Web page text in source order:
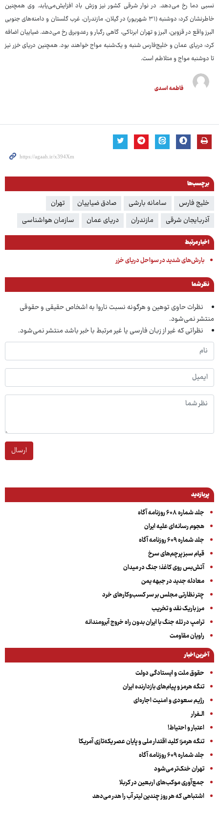
نسبی دما رخ می‌دهد. در نوار شرقی کشور نیز وزش باد افزایش‌می‌یابد. وی همچنین
خاطرنشان کرد: دوشنبه (۳۱ شهریور) در گیلان، مازندران، غرب گلستان و دامنه‌های جنوبی
البرز واقع در قزوین، البرز و تهران ابرناکی، گاهی رگبار و رعدوبرق رخ می‌دهد. ضیاییان اضافه
کرد: دریای عمان و خلیج‌فارس شنبه و یک‌شنبه مواج خواهند بود. همچنین دریای خزر نیز
تا دوشنبه مواج و متلاطم است.
فاطمه اسدی
برچسب‌ها
خلیج فارس‌ سامانه بارشی صادق ضیاییان
تهران
آذربایجان شرقی
مازندران دریای عمان سازمان هواشناسی
اخبار مرتبط
بارش‌های شدید در سواحل دریای خزر
نظر شما
نظرات حاوی توهین و هرگونه نسبت ناروا به اشخاص حقیقی و حقوقی
منتشر نمی‌شود.
نظراتی که غیر از زبان فارسی یا غیر مرتبط با خبر باشد منتشر نمی‌شود.
ارسال
پربازدید
جلد شماره ۶۰۸ روزنامه آگاه
هجوم رسانه‌ای علیه ایران
جلد شماره ۶۰۹ روزنامه آگاه
قیام سبز پرچم‌های سرخ
آتش‌بس روی کاغذ؛ جنگ در میدان
معادله جدید در جبهه یمن
چتر نظارتی مجلس بر سر کسب‌وکارهای خرد
مرز باریک نقد و تخریب
ترامپ در تله جنگ با ایران بدون راه خروج آبرومندانه
راویان مقاومت
آخرین اخبار
حقوق ملت و ایستادگی دولت
تنگه هرمز و پیام‌های بازدارنده ایران
رژیم سعودی و امنیت اجاره‌ای
الــفرار
اعتبار و احتیاط!
تنگه هرمز؛ کلید اقتدار ملی و پایان عصر یکه‌تازی آمریکا
جلد شماره ۶۰۹ روزنامه آگاه
تهران خنک‌تر می‌شود
جمع‌آوری موکب‌های اربعین در کربلا
اشتباهی که هر روز چندین لیتر آب را هدر می‌دهد